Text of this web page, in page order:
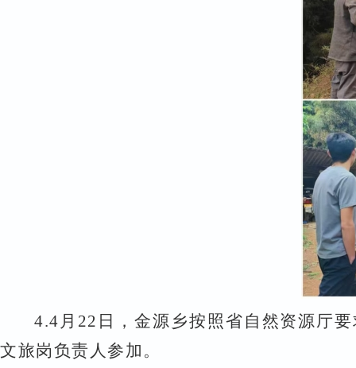
4.4 月 22 日，金源乡按照省自然资源厅
文旅岗负责人参加。